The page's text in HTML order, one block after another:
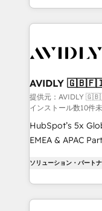
planning and
the operational
Healthcare -
we help: ✔️ Full
optimization ✔️
and reporting
and workflow
programs, training, and
partnerships, we
revenue maturity
improvements
AVIDLY
🇳🇿
提供元：
インストール数10件
HubSpot’s 5x
EMEA & APAC
Partner. 🚀 With 2,750+ HubSpot projects delivered
and 370+
we de-risk
ソリューション・パート